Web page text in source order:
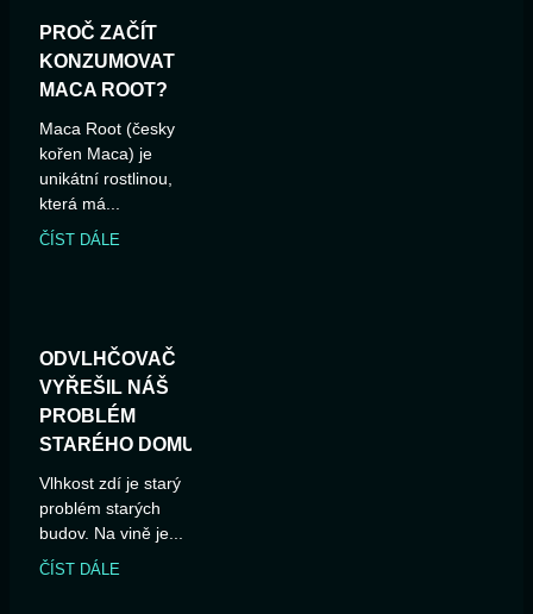
PROČ ZAČÍT
KONZUMOVAT
MACA ROOT?
Maca Root (česky
kořen Maca) je
unikátní rostlinou,
která má...
ČÍST DÁLE
ODVLHČOVAČ
VYŘEŠIL NÁŠ
PROBLÉM
STARÉHO DOMU
Vlhkost zdí je starý
problém starých
budov. Na vině je...
ČÍST DÁLE